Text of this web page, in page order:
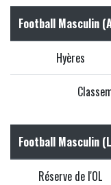
Football Masculin
Hyères
Football Masculin
Réserve de l'OL